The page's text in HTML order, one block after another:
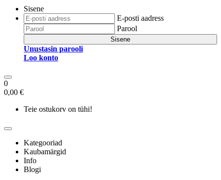
Sisene
E-posti aadress
Parool
Sisene
Unustasin parooli
Loo konto
0
0,00 €
Teie ostukorv on tühi!
Kategooriad
Kaubamärgid
Info
Blogi